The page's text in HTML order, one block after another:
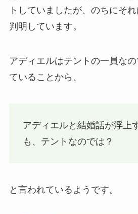
トしていましたが、のちにそ
判明しています。
アディエルはテントの一員な
ていることから、
アディエルと結婚話が浮上
も、テントなのでは？
と言われているようです。